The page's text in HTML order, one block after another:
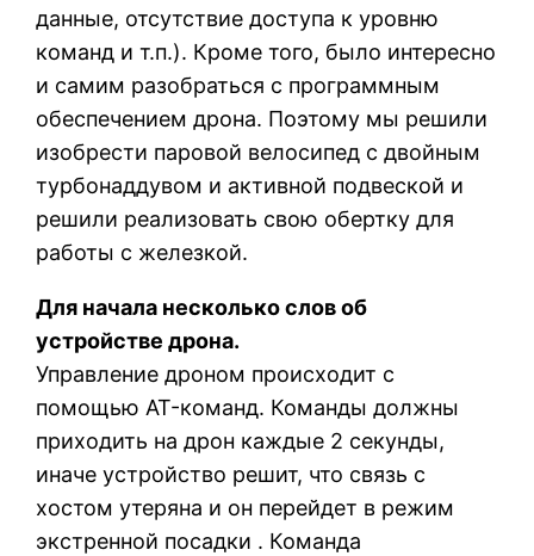
данные, отсутствие доступа к уровню
команд и т.п.). Кроме того, было интересно
и самим разобраться с программным
обеспечением дрона. Поэтому мы решили
изобрести паровой велосипед с двойным
турбонаддувом и активной подвеской и
решили реализовать свою обертку для
работы с железкой.
Для начала несколько слов об
устройстве дрона.
Управление дроном происходит с
помощью AT-команд. Команды должны
приходить на дрон каждые 2 секунды,
иначе устройство решит, что связь с
хостом утеряна и он перейдет в режим
экстренной посадки . Команда